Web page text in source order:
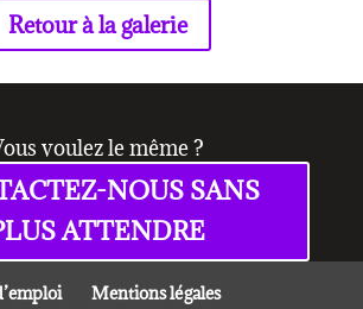
Retour à la galerie
voulez le même ?
NOUS SANS
ATTENDRE
Mentions légales